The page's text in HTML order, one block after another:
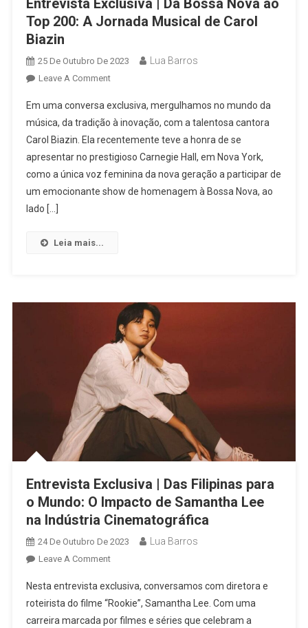
Top 200: A Jornada Musical de Carol
Biazin
25 De Outubro De 2023 Lua Barros
Leave A CommentOn
Exclusiva
Da
Bossa
Nova
Ao
Biazin
Em uma conversa exclusiva, mergulhamos no mundo da
música, da tradição à inovação, com a talentosa cantora
Carol Biazin. Ela recentemente teve a honra de se
apresentar no prestigioso Carnegie Hall, em Nova York,
como a única voz feminina da nova geração a participar de
um emocionante show de homenagem à Bossa Nova, ao
lado […]
Leia mais...
Entrevista Exclusiva | Das Filipinas para
o Mundo: O Impacto de Samantha Lee
na Indústria Cinematográfica
24 De Outubro De 2023 Lua Barros
Leave A CommentOn
Exclusiva
|
Das
Nesta entrevista exclusiva, conversamos com diretora e
roteirista do filme “Rookie”, Samantha Lee. Com uma
carreira marcada por filmes e séries que celebram a